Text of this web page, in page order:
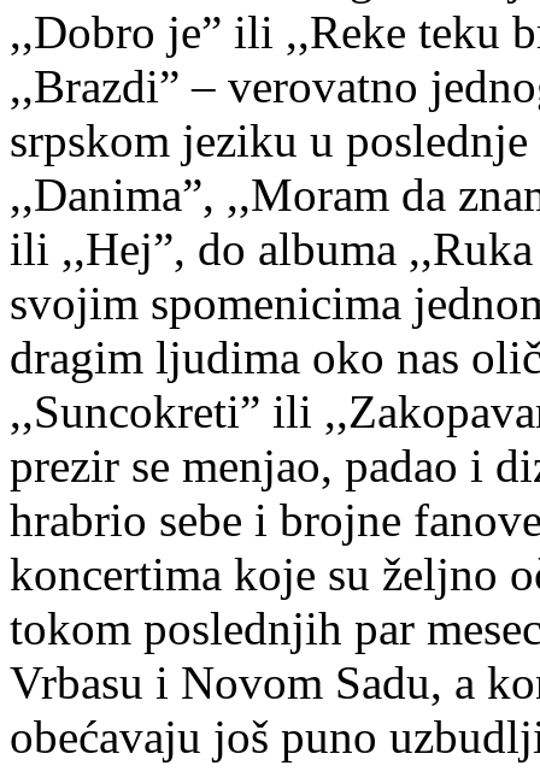
,,Dobro je” ili ,,Reke teku
,,Brazdi” – verovatno
srpskom jeziku u
,,Danima”, ,,Moram da
ili ,,Hej”, do albuma
svojim spomenicima
dragim ljudima oko nas
,,Suncokreti” ili
prezir se menjao, padao i
hrabrio sebe i brojne
koncertima koje su željno
tokom poslednjih par
Vrbasu i Novom Sadu, a
obećavaju još puno